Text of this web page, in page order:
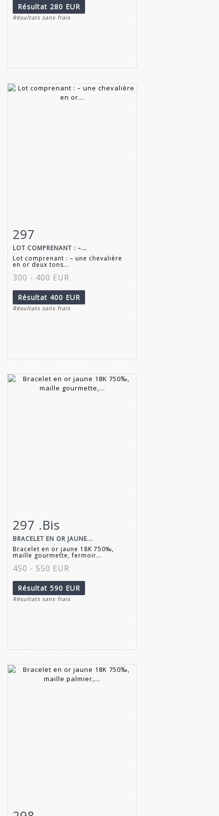
Résultat 280 EUR
Résultats sans frais
Fiche détaillée
297
LOT COMPRENANT : –...
Lot comprenant : – une chevalière
en or deux tons...
300 - 400 EUR
Résultat 400 EUR
Résultats sans frais
Fiche détaillée
297 .Bis
BRACELET EN OR JAUNE...
Bracelet en or jaune 18K 750‰,
maille gourmette, fermoir...
450 - 550 EUR
Résultat 590 EUR
Résultats sans frais
Fiche détaillée